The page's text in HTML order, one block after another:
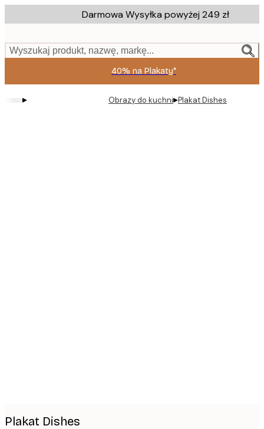
to
content.
Darmowa Wysyłka powyżej 249 zł
Wyszukaj produkt, nazwę, markę...
40% na Plakaty*
▸ Obrazy do kuchni▸Plakat Dishes
Plakat Dishes